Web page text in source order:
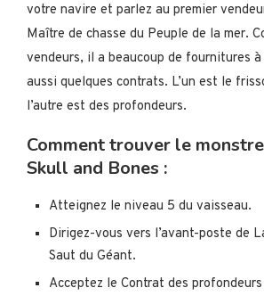
votre navire et parlez au premier
Maître de chasse du Peuple de la mer.
vendeurs, il a beaucoup de fournitures
aussi quelques contrats. L’un est le
l’autre est des profondeurs.
Comment trouver le
Skull and Bones :
Atteignez le niveau 5 du vaisseau.
Dirigez-vous vers l’avant-poste de
Saut du Géant.
Acceptez le Contrat des